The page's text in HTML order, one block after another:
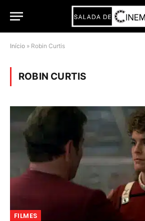
Início » Robin Curtis
ROBIN CURTIS
FILMES